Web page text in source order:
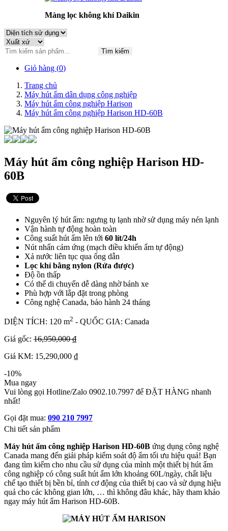
Màng lọc không khí Daikin
Tìm kiếm
Giỏ hàng (0)
Trang chủ
Máy hút ẩm dân dụng công nghiệp
Máy hút ẩm công nghiệp Harison
Máy hút ẩm công nghiệp Harison HD-60B
Máy hút ẩm công nghiệp Harison HD-
60B
Nguyên lý hút ẩm: ngưng tụ lạnh nhờ sử dụng máy nén lạnh
Vận hành tự động hoàn toàn
Công suất hút ẩm lên tới 60 lít/24h
Nút nhấn cảm ứng (mạch điều khiển ẩm tự động)
Xả nước liên tục qua ống dẫn
Lọc khí bằng nylon (Rửa được)
Độ ồn thấp
Có thể di chuyển dễ dàng nhờ bánh xe
Phù hợp với lắp đặt trong phòng
Công nghệ Canada, bảo hành 24 tháng
DIỆN TÍCH: 120 m2 - QUỐC GIA: Canada
Giá gốc: 16,950,000 ₫
Giá KM: 15,290,000 ₫
-10%
Mua ngay
Vui lòng gọi Hotline/Zalo 0902.10.7997 để ĐẶT HÀNG nhanh
nhất!
Gọi đặt mua: 090 210 7997
Chi tiết sản phẩm
Máy hút ẩm công nghiệp Harison HD-60B ứng dụng công nghệ
Canada mang đến giải pháp kiểm soát độ ẩm tối ưu hiệu quả! Bạn
đang tìm kiếm cho nhu cầu sử dụng của mình một thiết bị hút ẩm
công nghiệp có công suất hút ẩm lớn khoảng 60L/ngày, chất liệu
chế tạo thiết bị bền bỉ, tính cơ động của thiết bị cao và sử dụng hiệu
quả cho các không gian lớn, … thì không đâu khác, hãy tham khảo
ngay máy hút ẩm Harison HD-60B.